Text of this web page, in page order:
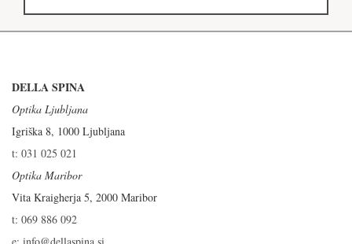
DELLA SPINA
Optika Ljubljana
Igriška 8, 1000 Ljubljana
t: 031 025 021
Optika Maribor
Vita Kraigherja 5, 2000 Maribor
t: 069 886 092